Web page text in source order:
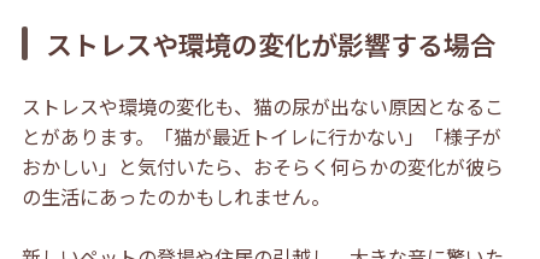
ストレスや環境の変化が影響する場合
ストレスや環境の変化も、猫の尿が出ない原因となるこ
とがあります。「猫が最近トイレに行かない」「様子が
おかしい」と気付いたら、おそらく何らかの変化が彼ら
の生活にあったのかもしれません。